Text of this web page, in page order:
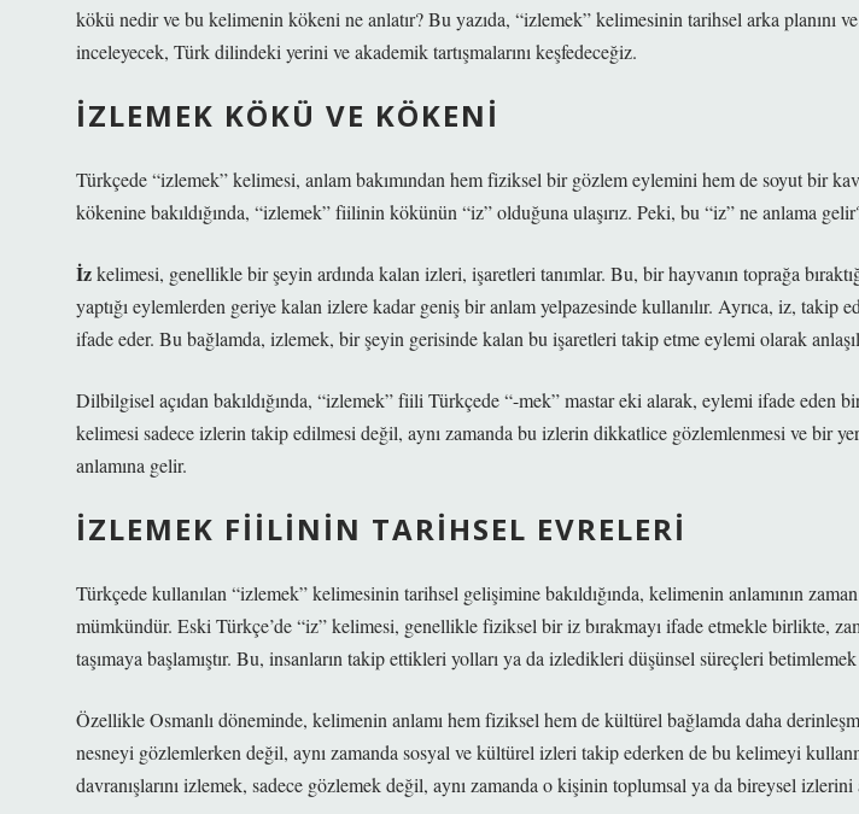
kökü nedir ve bu kelimenin kökeni ne anlatır? Bu yazıda, “izlemek” kelimesinin tarihsel arka planını
inceleyecek, Türk dilindeki yerini ve akademik tartışmalarını keşfedeceğiz.
İZLEMEK KÖKÜ VE KÖKENI
Türkçede “izlemek” kelimesi, anlam bakımından hem fiziksel bir gözlem eylemini hem de soyut bir
kökenine bakıldığında, “izlemek” fiilinin kökünün “iz” olduğuna ulaşırız. Peki, bu “iz” ne anlama
İzkelimesi, genellikle bir şeyin ardında kalan izleri, işaretleri tanımlar. Bu, bir hayvanın toprağa
yaptığı eylemlerden geriye kalan izlere kadar geniş bir anlam yelpazesinde kullanılır. Ayrıca, iz, takip
ifade eder. Bu bağlamda, izlemek, bir şeyin gerisinde kalan bu işaretleri takip etme eylemi olarak
Dilbilgisel açıdan bakıldığında, “izlemek” fiili Türkçede “-mek” mastar eki alarak, eylemi ifade eden
kelimesi sadece izlerin takip edilmesi değil, aynı zamanda bu izlerin dikkatlice gözlemlenmesi ve bir
anlamına gelir.
İZLEMEK FIILININ TARIHSEL EVRELERI
Türkçede kullanılan “izlemek” kelimesinin tarihsel gelişimine bakıldığında, kelimenin anlamının
mümkündür. Eski Türkçe’de “iz” kelimesi, genellikle fiziksel bir iz bırakmayı ifade etmekle birlikte,
taşımaya başlamıştır. Bu, insanların takip ettikleri yolları ya da izledikleri düşünsel süreçleri
Özellikle Osmanlı döneminde, kelimenin anlamı hem fiziksel hem de kültürel bağlamda daha
nesneyi gözlemlerken değil, aynı zamanda sosyal ve kültürel izleri takip ederken de bu kelimeyi
davranışlarını izlemek, sadece gözlemek değil, aynı zamanda o kişinin toplumsal ya da bireysel izlerini